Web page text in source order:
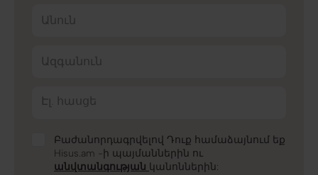
Անուն
Ազգանուն
Էլ. հասցե
Բաժանորդագրվելով Դուք համաձայնում եք
Hisus.am -ի պայմաններին ու
անվտանգության կանոններին: